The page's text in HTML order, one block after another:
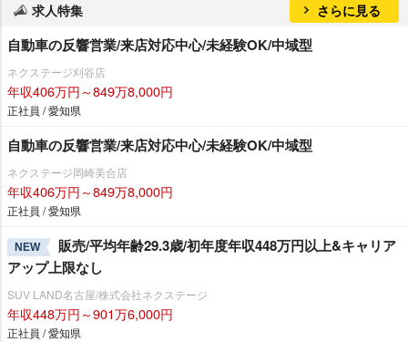
求人特集 さらに見る
自動車の反響営業/来店対応中心/未経験OK/中域型
ネクステージ刈谷店
年収406万円～849万8,000円
正社員 / 愛知県
自動車の反響営業/来店対応中心/未経験OK/中域型
ネクステージ岡崎美合店
年収406万円～849万8,000円
正社員 / 愛知県
NEW
販売/平均年齢29.3歳/初年度年収448万円以上&キャリア
アップ上限なし
SUV LAND名古屋/株式会社ネクステージ
年収448万円～901万6,000円
正社員 / 愛知県